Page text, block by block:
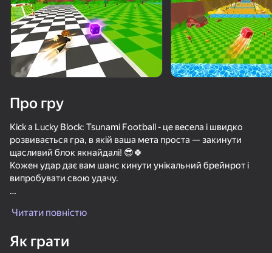
Про гру
Kick a Lucky Block: Tsunami Football - це весела і швидко
розвивається гра, в якій ваша мета проста — закинути
щасливий блок якнайдалі! 😎🍀
Кожен удар дає вам шанс кинути унікальний брейнрот і
випробувати свою удачу.
мозгоклюва і повинні рятуватися від потужного цунамі,
Чим далі ви кидаєте м'яч, тим більша винагорода, але й
Читати повністю
Як грати